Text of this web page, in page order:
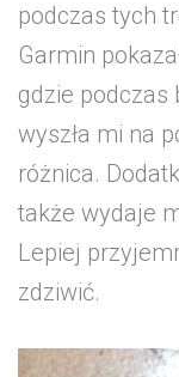
podczas tych
Garmin
gdzie podczas
wyszła mi na
różnica.
także wydaje
Lepiej
zdziwić.